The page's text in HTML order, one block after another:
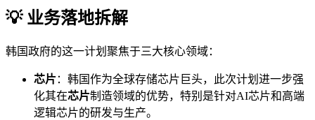
💡 业务落地拆解
韩国政府的这一计划聚焦于三大核心领域：
芯片：韩国作为全球存储芯片巨头，此次计划进一步强
化其在芯片制造领域的优势，特别是针对AI芯片和高端
逻辑芯片的研发与生产。